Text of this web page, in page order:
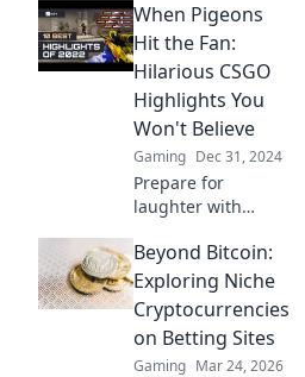
make you doubt
your skills! Watch
these epic plays
and see if you can
keep up!
When Pigeons
Hit the Fan:
Hilarious CSGO
Highlights You
Won't Believe
Gaming Dec 31, 2024
Prepare for
laughter with
highlights! When
pigeons hit the
fan, you won't
believe the chaos
that ensues!
Beyond Bitcoin:
Exploring Niche
Cryptocurrencies
on Betting Sites
Gaming Mar 24, 2026